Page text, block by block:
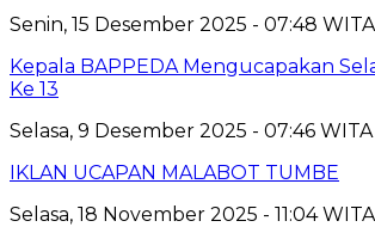
Senin, 15 Desember 2025 - 07:48 WITA
Kepala BAPPEDA Mengucapakan
Ke 13
Selasa, 9 Desember 2025 - 07:46 WITA
IKLAN UCAPAN MALABOT TUMBE
Selasa, 18 November 2025 - 11:04 WITA